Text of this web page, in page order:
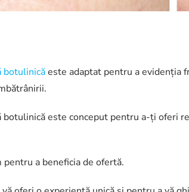
botulinicăeste adaptat pentru a evidenția
botulinică este conceput pentru a-ți oferi
pentru a beneficia de ofertă.